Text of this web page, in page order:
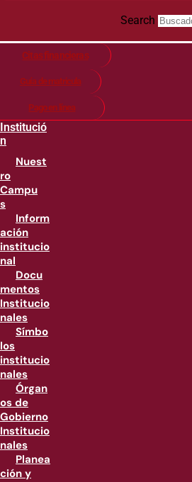
Search
Citas financieras
Guía de matricula
Pago en línea
Institució
n
Nuest
ro
Campu
s
Inform
ación
institucio
nal
Docu
mentos
Institucio
nales
Símbo
los
institucio
nales
Órgan
os de
Gobierno
Institucio
nales
Planea
ción y